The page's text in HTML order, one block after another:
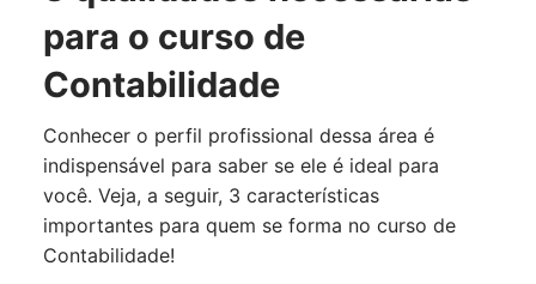
para o curso de
Contabilidade
Conhecer o perfil profissional dessa área é
indispensável para saber se ele é ideal para
você. Veja, a seguir, 3 características
importantes para quem se forma no curso de
Contabilidade!